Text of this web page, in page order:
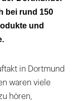
bei rund 150
und
in Dortmund
waren viele
hören,